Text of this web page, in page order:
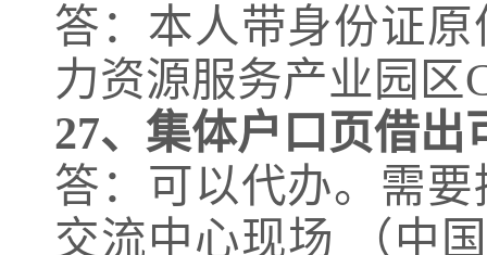
答：本人带身份证
力资源服务产业园区
27、 集体户口页借出
答：可以代办。需
交流中心现场 （中